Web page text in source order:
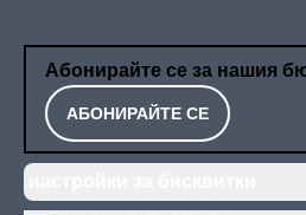
Абонирайте се за нашия
АБОНИРАЙТЕ СЕ